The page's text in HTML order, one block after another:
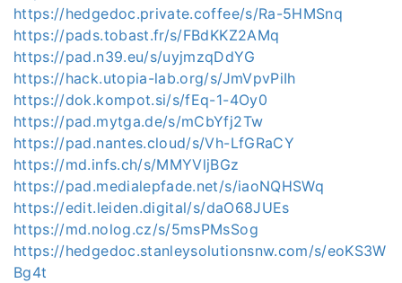
https://hedgedoc.private.coffee/s/Ra-5HMSnq
https://pads.tobast.fr/s/FBdKKZ2AMq
https://pad.n39.eu/s/uyjmzqDdYG
https://hack.utopia-lab.org/s/JmVpvPiIh
https://dok.kompot.si/s/fEq-1-4Oy0
https://pad.mytga.de/s/mCbYfj2Tw
https://pad.nantes.cloud/s/Vh-LfGRaCY
https://md.infs.ch/s/MMYVljBGz
https://pad.medialepfade.net/s/iaoNQHSWq
https://edit.leiden.digital/s/daO68JUEs
https://md.nolog.cz/s/5msPMsSog
https://hedgedoc.stanleysolutionsnw.com/s/eoKS3W
Bg4t